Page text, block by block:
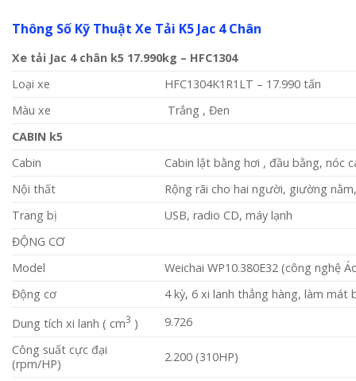
Thông Số Kỹ Thuật Xe Tải K5 Jac 4 Chân
Xe tải Jac 4 chân k5 17.990kg – HFC1304
Loại xe
HFC1304K1R1LT – 17.990 tấn
Màu xe
Trắng , Đen
CABIN k5
Cabin
Cabin lật bằng hơi , đầu bằng, nóc
Nội thất
Rộng rãi cho hai người, giường
Trang bị
USB, radio CD, máy lạnh
ĐỘNG CƠ
Model
Weichai WP10.380E32 (công nghệ
Động cơ
4 kỳ, 6 xi lanh thẳng hàng, làm
Dung tích xi lanh ( cm3 )
9.726
Công suất cực đại
(rpm/HP)
2.200 (310HP)